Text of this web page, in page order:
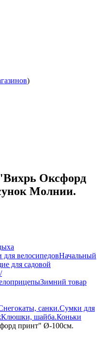
)
Оксфорд
Молнии.
для велосипедовНачальный
для садовой
Зимний товар
санки.Сумки для
Клюшки, шайба.Коньки
принт" Ø-100см.